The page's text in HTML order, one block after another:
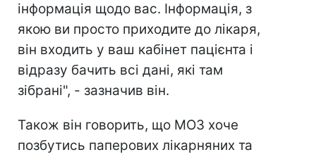
інформація щодо вас. Інформація, з
якою ви просто приходите до лікаря,
він входить у ваш кабінет пацієнта і
відразу бачить всі дані, які там
зібрані", - зазначив він.
Також він говорить, що МОЗ хоче
позбутись паперових лікарняних та